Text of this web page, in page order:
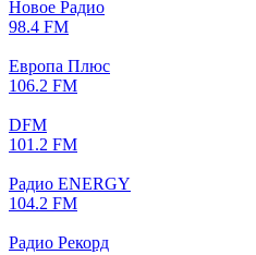
Новое Радио
98.4 FM
Европа Плюс
106.2 FM
DFM
101.2 FM
Радио ENERGY
104.2 FM
Радио Рекорд